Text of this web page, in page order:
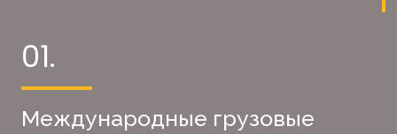
01.
Международные грузовые